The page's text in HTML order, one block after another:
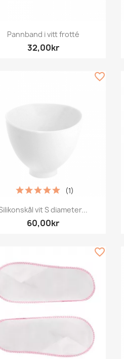
Snabbvy
Pannband i vitt frotté
32,00kr
Snabbvy
vit S diameter...
60,00kr
(1)
favorite_border
favorite_border